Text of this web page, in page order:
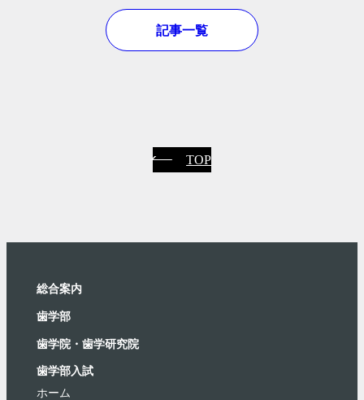
記事一覧
TOP
総合案内
⻭学部
歯学院・⻭学研究院
歯学部入試
ホーム